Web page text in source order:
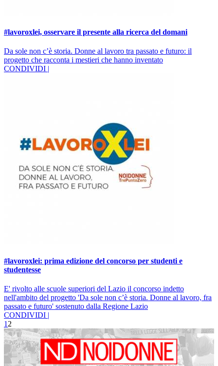
#lavoroxlei, osservare il presente alla ricerca del domani
Da sole non c’è storia. Donne al lavoro tra passato e futuro: il
progetto che racconta i mestieri che hanno inventato
CONDIVIDI |
#lavoroxlei: prima edizione del concorso per studenti e
studentesse
E' rivolto alle scuole superiori del Lazio il concorso indetto
nell'ambito del progetto 'Da sole non c’è storia. Donne al lavoro, fra
passato e futuro' sostenuto dalla Regione Lazio
CONDIVIDI |
1 2